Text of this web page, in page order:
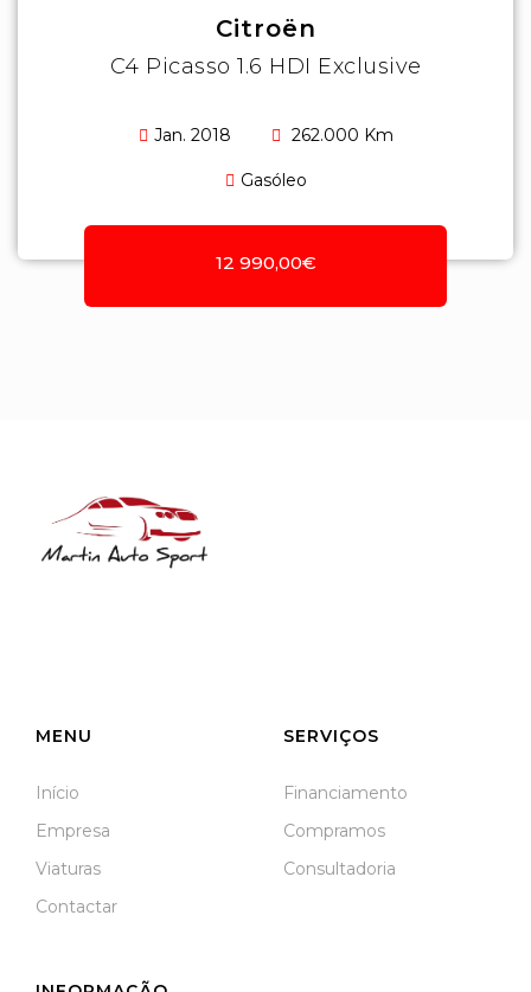
Citroën
C4 Picasso 1.6 HDI Exclusive
Jan. 2018 262.000 Km
Gasóleo
12 990,00€
MENU
Início
Empresa
Viaturas
Contactar
SERVIÇOS
Financiamento
Compramos
Consultadoria